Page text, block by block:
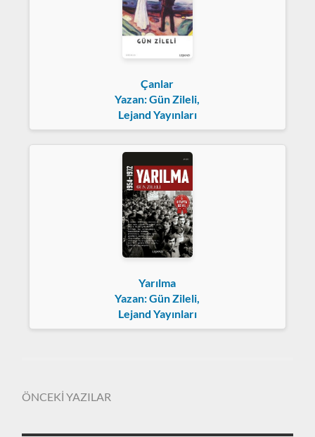
Çanlar
Yazan: Gün Zileli,
Lejand Yayınları
Yarılma
Yazan: Gün Zileli,
Lejand Yayınları
ÖNCEKİ YAZILAR